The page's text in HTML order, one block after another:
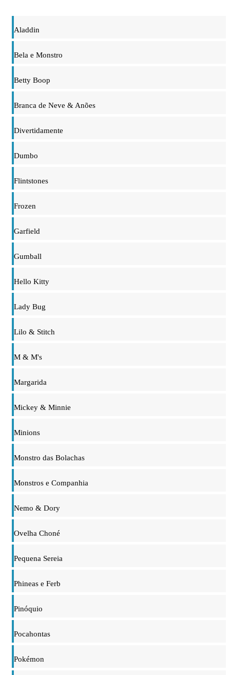
Aladdin
Bela e Monstro
Betty Boop
Branca de Neve & Anões
Divertidamente
Dumbo
Flintstones
Frozen
Garfield
Gumball
Hello Kitty
Lady Bug
Lilo & Stitch
M & M's
Margarida
Mickey & Minnie
Minions
Monstro das Bolachas
Monstros e Companhia
Nemo & Dory
Ovelha Choné
Pequena Sereia
Phineas e Ferb
Pinóquio
Pocahontas
Pokémon